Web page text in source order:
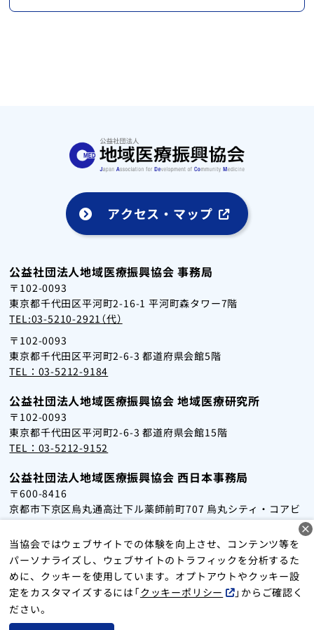
アクセス・マップ
公益社団法人地域医療振興協会 事務局
〒102-0093
東京都千代田区平河町2-16-1 平河町森タワー7階
TEL:03-5210-2921（代）
〒102-0093
東京都千代田区平河町2-6-3 都道府県会館5階
TEL：03-5212-9184
公益社団法人地域医療振興協会 地域医療研究所
〒102-0093
東京都千代田区平河町2-6-3 都道府県会館15階
TEL：03-5212-9152
公益社団法人地域医療振興協会 西日本事務局
〒600-8416
京都市下京区烏丸通高辻下ル薬師前町707 烏丸シティ・コアビ
ル2階
TEL：075-353-5051
サイトマップ 個人情報保護方針
クッキーポリシー
Copyright 2024 Japan Association for Development of Community
当協会ではウェブサイトでの体験を向上させ、コンテンツ等を
パーソナライズし、ウェブサイトのトラフィックを分析するた
めに、クッキーを使用しています。オプトアウトやクッキー設
定をカスタマイズするには「クッキーポリシー
」からご確認く
ださい。